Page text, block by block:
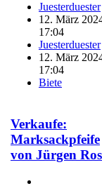
Juesterduester
12. März
17:04
Juesterduester
12. März
17:04
Biete
Verkaufe:
Marksackpfeife
von Jürgen